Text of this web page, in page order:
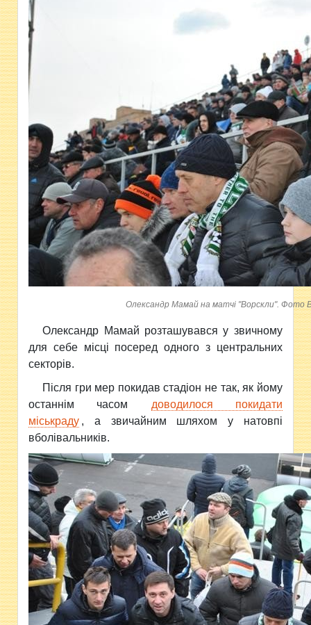
Олександр Мамай на матчі "Ворскли". Фото
Олександр Мамай розташувався у звичному
для себе місці посеред одного з центральних
секторів.
Після гри мер покидав стадіон не так, як йому
останнім часом
доводилося покидати
міськраду , а звичайним шляхом у натовпі
вболівальників.